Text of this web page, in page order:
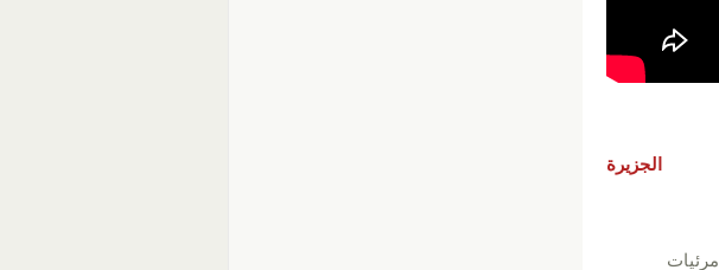
الجزيرة
مرئيات